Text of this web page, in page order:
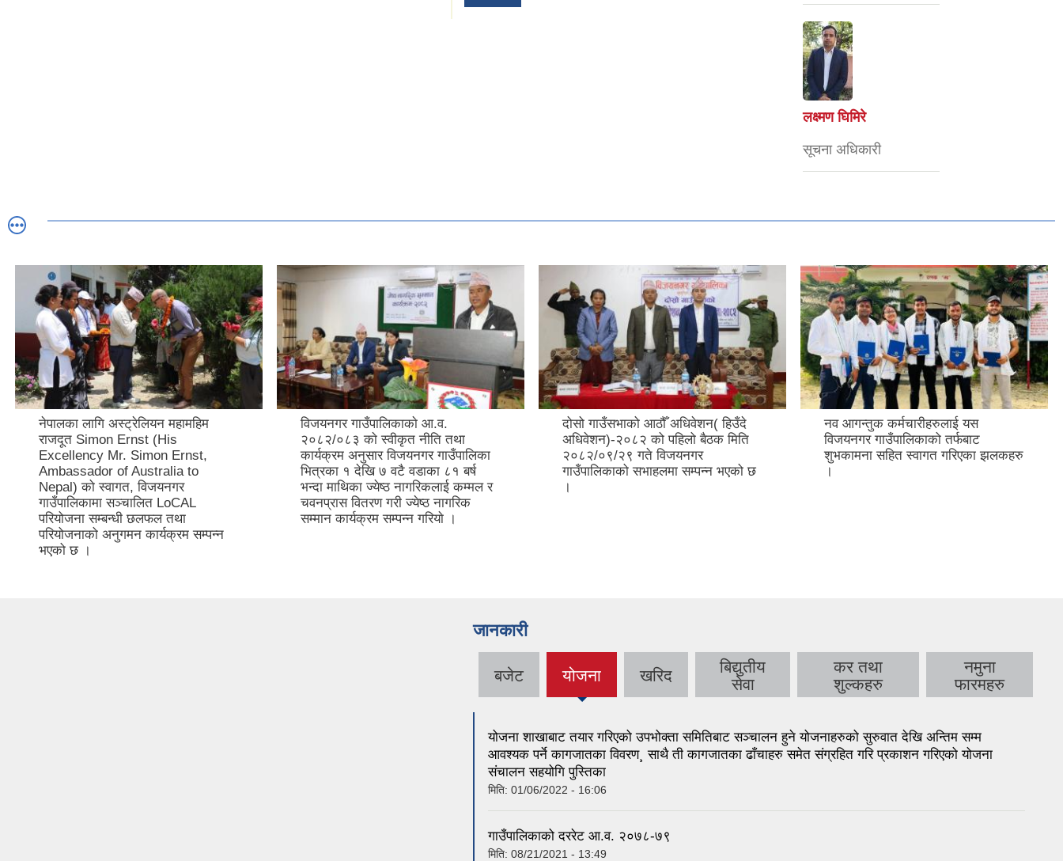
लक्ष्मण घिमिरे
सूचना अधिकारी
नेपालका लागि अस्ट्रेलियन महामहिम
राजदूत Simon Ernst (His
Excellency Mr. Simon Ernst,
Ambassador of Australia to
Nepal) को स्वागत, विजयनगर
गाउँपालिकामा सञ्चालित LoCAL
परियोजना सम्बन्धी छलफल तथा
परियोजनाको अनुगमन कार्यक्रम सम्पन्न
भएको छ ।
विजयनगर गाउँपालिकाकाे आ.व.
२०८२/०८३ काे स्वीकृत नीति तथा
कार्यक्रम अनुसार विजयनगर गाउँपालिका
भित्रका १ देखि ७ वटै वडाका ८१ बर्ष
भन्दा माथिका ज्येष्ठ नागरिकलाई कम्मल र
चवनप्रास वितरण गरी ज्येष्ठ नागरिक
सम्मान कार्यक्रम सम्पन्न गरियाे ।
दोसो गाउँसभाको आठौँ अधिवेशन( हिउँदे
अधिवेशन)-२०८२ को पहिलो बैठक मिति
२०८२/०९/२९ गते विजयनगर
गाउँपालिकाको सभाहलमा सम्पन्न भएको छ
।
नव आगन्तुक कर्मचारीहरुलाई यस
विजयनगर गाउँपालिकाको तर्फबाट
शुभकामना सहित स्वागत गरिएका झलकहरु
।
जानकारी
बजेट योजना
(active
tab)
खरिद
बिद्युतीय
सेवा
कर तथा
शुल्कहरु
नमुना
फारमहरु
योजना शाखाबाट तयार गरिएको उपभोक्ता समितिबाट सञ्चालन हुने योजनाहरुको सुरुवात देखि अन्तिम सम्म
आवश्यक पर्ने कागजातका विवरण¸ साथै ती कागजातका ढाँचाहरु समेत संग्रहित गरि प्रकाशन गरिएको योजना
संचालन सहयोगि पुस्तिका
मिति: 01/06/2022 - 16:06
गाउँपालिकाको दररेट आ.व. २०७८-७९
मिति: 08/21/2021 - 13:49